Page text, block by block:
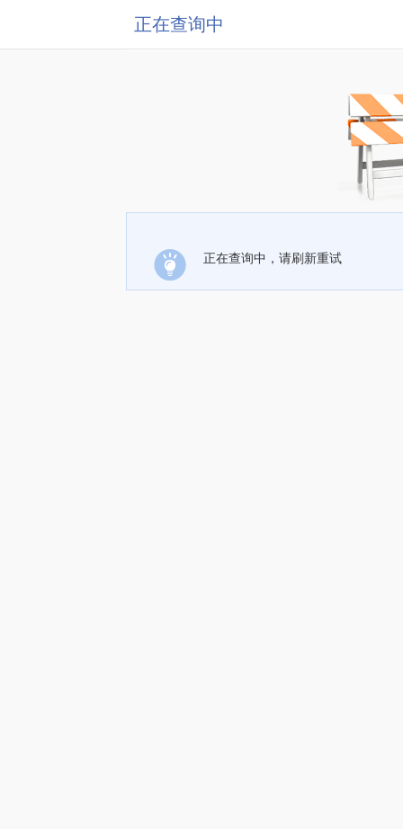
正在查询中
正在查询中，请刷新重试